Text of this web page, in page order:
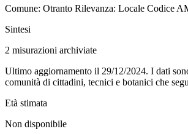
Comune: Otranto Rilevanza: Locale Codice
Sintesi
2 misurazioni archiviate
Ultimo aggiornamento il 29/12/2024. I dati
comunità di cittadini, tecnici e botanici che
Età stimata
Non disponibile